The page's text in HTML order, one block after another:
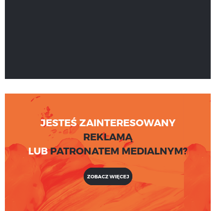
JESTEŚ ZAINTERESOWANY
REKLAMĄ
LUBPATRONATEM MEDIALNYM?
ZOBACZ WIĘCEJ